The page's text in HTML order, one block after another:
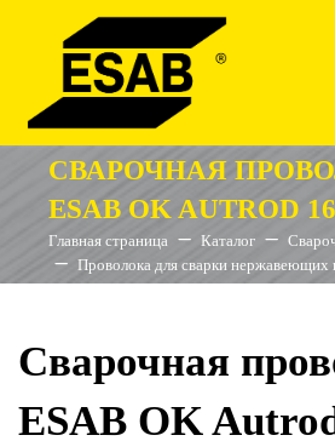
СВАРОЧНАЯ
ESAB OK AUTROD
Главная страница Каталог
Проволока для сварки
Сварочная
ESAB OK